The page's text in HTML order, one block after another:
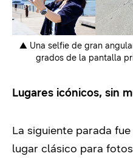
▲ Una selfie de gran
grados de la pantalla
Lugares icónicos, sin
La siguiente parada fue
lugar clásico para